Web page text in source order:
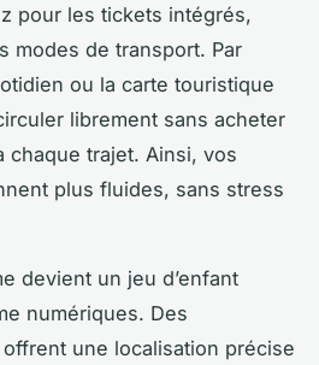
pour les tickets intégrés,
modes de transport. Par
ou la carte touristique
librement sans acheter
chaque trajet. Ainsi, vos
plus fluides, sans stress
devient un jeu d’enfant
numériques. Des
une localisation précise